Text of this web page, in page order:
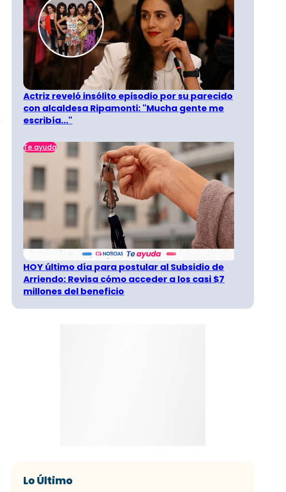
Actriz reveló insólito episodio por su parecido
con alcaldesa Ripamonti: "Mucha gente me
escribía..."
Te ayuda
HOY último día para postular al Subsidio de
Arriendo: Revisa cómo acceder a los casi $7
millones del beneficio
Lo Último